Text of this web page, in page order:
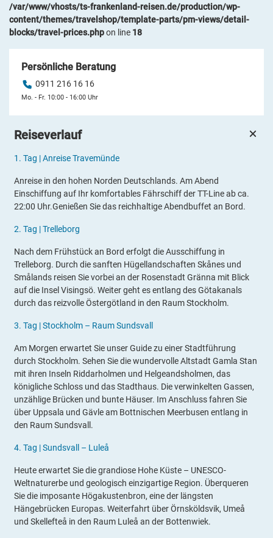
Reiseverlauf
1. Tag |Anreise Travemünde
Anreise in den hohen Norden Deutschlands. Am Abend
Einschiffung auf Ihr komfortables Fährschiff der TT-Line ab ca.
22:00 Uhr.Genießen Sie das reichhaltige Abendbuffet an Bord.
2. Tag |Trelleborg
Nach dem Frühstück an Bord erfolgt die Ausschiffung in
Trelleborg. Durch die sanften Hügellandschaften Skånes und
Smålands reisen Sie vorbei an der Rosenstadt Gränna mit Blick
auf die Insel Visingsö. Weiter geht es entlang des Götakanals
durch das reizvolle Östergötland in den Raum Stockholm.
3. Tag |Stockholm – Raum Sundsvall
Am Morgen erwartet Sie unser Guide zu einer Stadtführung
durch Stockholm. Sehen Sie die wundervolle Altstadt Gamla Stan
mit ihren Inseln Riddarholmen und Helgeandsholmen, das
königliche Schloss und das Stadthaus. Die verwinkelten Gassen,
unzählige Brücken und bunte Häuser. Im Anschluss fahren Sie
über Uppsala und Gävle am Bottnischen Meerbusen entlang in
den Raum Sundsvall.
4. Tag |Sundsvall – Luleå
Heute erwartet Sie die grandiose Hohe Küste – UNESCO-
Weltnaturerbe und geologisch einzigartige Region. Überqueren
Sie die imposante Högakustenbron, eine der längsten
Hängebrücken Europas. Weiterfahrt über Örnsköldsvik, Umeå
und Skellefteå in den Raum Luleå an der Bottenwiek.
/var/www/vhosts/ts-frankenland-reisen.de/production/wp-
content/themes/travelshop/template-parts/pm-views/detail-
blocks/travel-prices.phpon line 18
Persönliche Beratung
0911 216 16 16
Mo. - Fr. 10:00 - 16:00 Uhr